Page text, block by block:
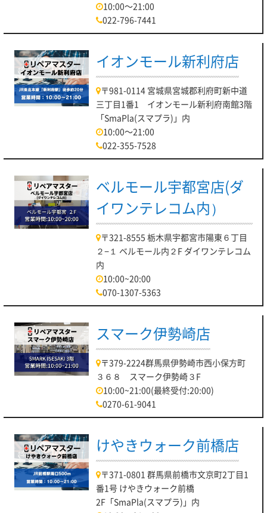
10:00～21:00
022-796-7441
イオンモール新利府店
〒981-0114 宮城県宮城郡利府町新中道
三丁目1番1 イオンモール新利府南館3階
「SmaPla(スマプラ)」内
10:00～21:00
022-355-7528
ベルモール宇都宮店(ダ
イワンテレコム内）
〒321-8555 栃木県宇都宮市陽東６丁目
２−１ ベルモール内２F ダイワンテレコム
内
10:00~20:00
070-1307-5363
スマーク伊勢崎店
〒379-2224群馬県伊勢崎市西小保方町
３６８ スマーク伊勢崎３F
10:00~21:00(最終受付:20:00)
0270-61-9041
けやきウォーク前橋店
〒371-0801 群馬県前橋市文京町2丁目1
番1号 けやきウォーク前橋
2F「SmaPla(スマプラ)」内